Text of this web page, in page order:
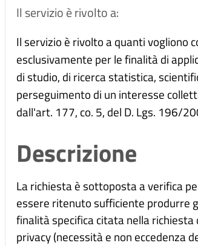
Il servizio è rivolto a:
Il servizio è rivolto a quanti vogliono
esclusivamente per le finalità di
di studio, di ricerca statistica,
perseguimento di un interesse
dall'art. 177, co. 5, del D. Lgs. 196/
Descrizione
La richiesta è sottoposta a verifica
essere ritenuto sufficiente produrre
finalità specifica citata nella
privacy (necessità e non eccedenza